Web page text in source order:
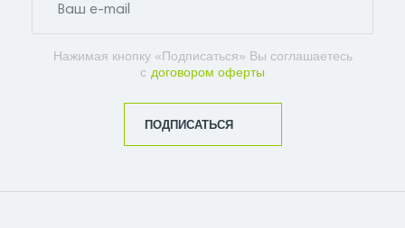
Нажимая кнопку «Подписаться» Вы соглашаетесь
с договором оферты
ПОДПИСАТЬСЯ